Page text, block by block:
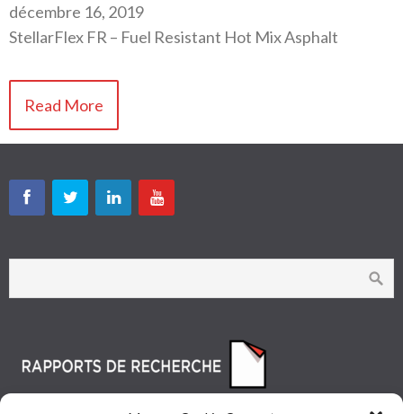
décembre 16, 2019
StellarFlex FR – Fuel Resistant Hot Mix Asphalt
Read More